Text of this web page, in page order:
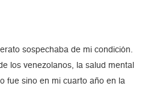
sospechaba de mi condición.
los venezolanos, la salud mental
fue sino en mi cuarto año en la